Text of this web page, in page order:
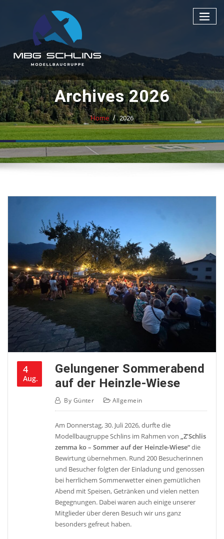
Archives 2026
Home 2026
4
Aug.
Gelungener Sommerabend
auf der Heinzle-Wiese
By Günter Allgemein
Am Donnerstag, 30. Juli 2026, durfte die
Modellbaugruppe Schlins im Rahmen von„Z’Schlis
zemma ko – Sommer auf der Heinzle-Wiese“die
Bewirtung übernehmen. Rund 200 Besucherinnen
und Besucher folgten der Einladung und genossen
bei herrlichem Sommerwetter einen gemütlichen
Abend mit Speisen, Getränken und vielen netten
Begegnungen. Dabei waren auch einige unserer
Mitglieder über deren Besuch wir uns ganz
besonders gefreut haben.